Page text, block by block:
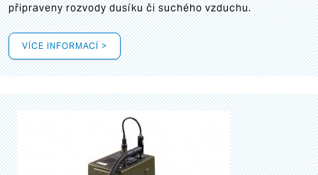
připraveny rozvody dusíku či suchého vzduchu.
VÍCE INFORMACÍ >